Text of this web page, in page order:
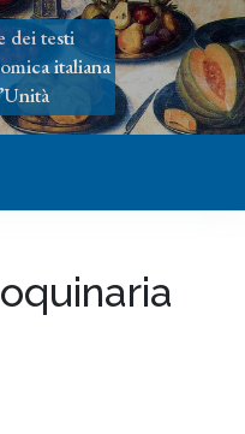
dei testi
italiana